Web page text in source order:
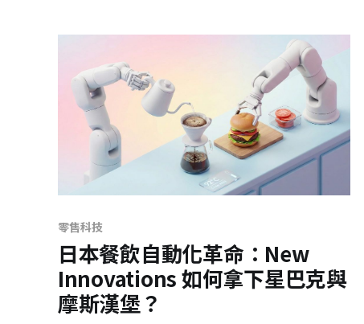
零售科技
日本餐飲自動化革命：New
Innovations 如何拿下星巴克與
摩斯漢堡？